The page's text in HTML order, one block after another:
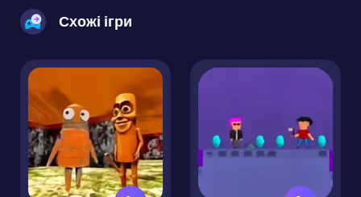
Схожі ігри